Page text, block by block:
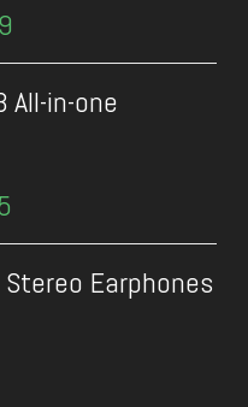
€8,99.
All-in-one
€8,95.
Earphones